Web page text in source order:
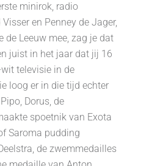
minirok, radio
en Penney de Jager,
de Leeuw mee, zag je dat
juist in het jaar dat jij 16
televisie in de
loog er in die tijd echter
Dorus, de
spoetnik van Exota
Saroma pudding
de zwemmedailles